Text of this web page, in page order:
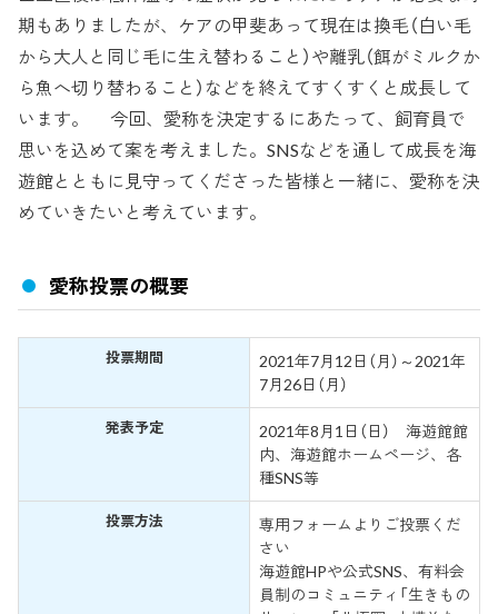
期もありましたが、ケアの甲斐あって現在は換毛（白い毛
から大人と同じ毛に生え替わること）や離乳（餌がミルクか
ら魚へ切り替わること）などを終えてすくすくと成長して
います。 今回、愛称を決定するにあたって、飼育員で
思いを込めて案を考えました。SNSなどを通して成長を海
遊館とともに見守ってくださった皆様と一緒に、愛称を決
めていきたいと考えています。
愛称投票の概要
投票期間
2021年7月12日（月）～2021年
7月26日（月）
発表予定
2021年8月1日（日） 海遊館館
内、海遊館ホームページ、各
種SNS等
投票方法
専用フォームよりご投票くだ
さい
海遊館HPや公式SNS、有料会
員制のコミュニティ「生きもの